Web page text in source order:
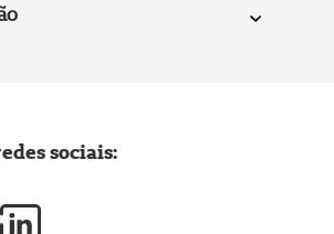
sociais: